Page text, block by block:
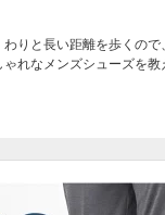
りと長い距離を歩くの
れなメンズシューズを教